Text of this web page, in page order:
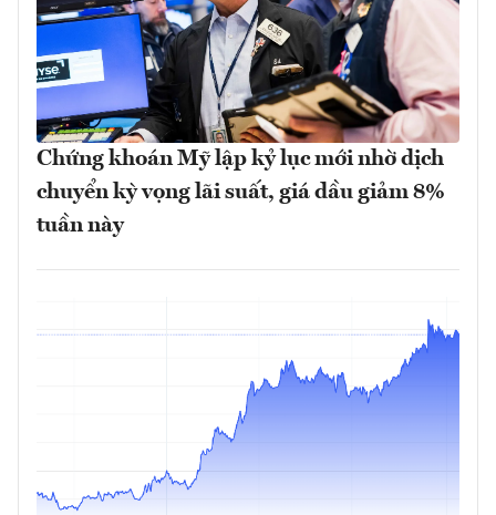
Chứng khoán Mỹ lập kỷ lục mới nhờ dịch
chuyển kỳ vọng lãi suất, giá dầu giảm 8%
tuần này